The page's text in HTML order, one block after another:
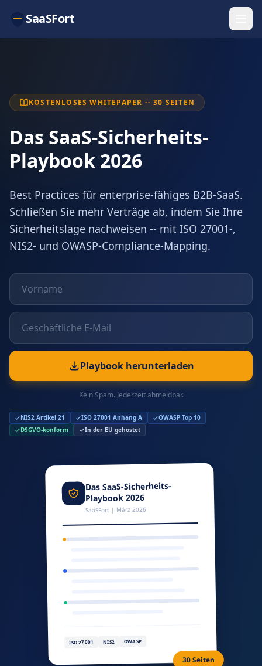
SaaSFort
KOSTENLOSES WHITEPAPER -- 30 SEITEN
Das SaaS-Sicherheits-
Playbook 2026
Best Practices für enterprise-fähiges B2B-SaaS.
Schließen Sie mehr Verträge ab, indem Sie Ihre
Sicherheitslage nachweisen -- mit ISO 27001-,
NIS2- und OWASP-Compliance-Mapping.
Playbook herunterladen
Kein Spam. Jederzeit abmeldbar.
NIS2 Artikel 21 ISO 27001 Anhang A
OWASP Top 10
DSGVO-konform
In der EU gehostet
Das SaaS-Sicherheits-
Playbook 2026
SaaSFort | März 2026
ISO 27001 NIS2 OWASP
30 Seiten